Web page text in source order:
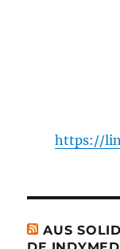
https://
AUS